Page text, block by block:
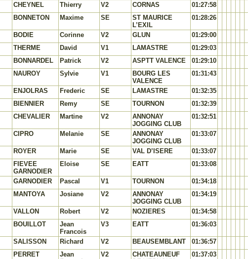
CHEYNEL Thierry V2 CORNAS
01:27:58
BONNETON Maxime SE
ST MAURICE
L’EXIL
01:28:26
BODIE Corinne V2 GLUN
01:29:00
THERME David V1 LAMASTRE
01:29:03
BONNARDEL Patrick V2 ASPTT VALENCE
01:29:10
NAUROY Sylvie V1
BOURG LES
VALENCE
01:31:43
ENJOLRAS Frederic SE LAMASTRE
01:32:35
BIENNIER Remy SE TOURNON
01:32:39
CHEVALIER Martine V2
ANNONAY
JOGGING CLUB
01:32:51
CIPRO Melanie SE
ANNONAY
JOGGING CLUB
01:33:07
ROYER Marie SE VAL D’ISERE
01:33:07
FIEVEE
GARNODIER
Eloise SE EATT 01:33:08
GARNODIER Pascal V1 TOURNON
01:34:18
MANTOYA Josiane V2
ANNONAY
JOGGING CLUB
01:34:19
VALLON Robert V2 NOZIERES
01:34:58
BOUILLOT
Jean
Francois
V3 EATT 01:36:03
SALISSON Richard V2 BEAUSEMBLANT
01:36:57
PERRET
Jean
V2
CHATEAUNEUF
01:37:03